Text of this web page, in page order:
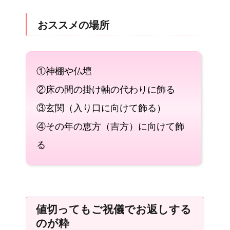
おススメの場所
①神棚や仏壇
②床の間の掛け軸の代わりに飾る
③玄関（入り口に向けて飾る）
④その年の恵方（吉方）に向けて飾
る
値切ってもご祝儀でお返しする
のが粋